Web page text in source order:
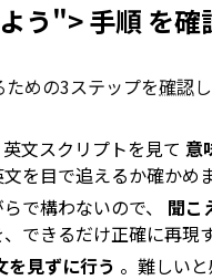
う">手順 を確
めの3ステップを確認
文スクリプトを見て 意
を目で追えるか確かめ
で構わないので、 聞こ
できるだけ正確に再現
を見ずに行う 。難しい